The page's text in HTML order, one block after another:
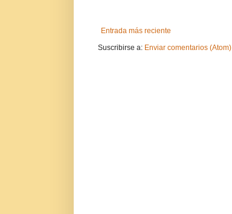
Entrada más reciente
Suscribirse a: Enviar comentarios (Atom)